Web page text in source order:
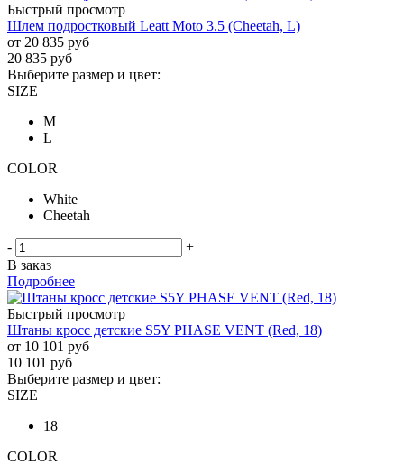
Быстрый просмотр
Шлем подростковый Leatt Moto 3.5 (Cheetah, L)
от 20 835 руб
20 835 руб
Выберите размер и цвет:
SIZE
M
L
COLOR
White
Cheetah
-
+
В заказ
Подробнее
Быстрый просмотр
Штаны кросс детские S5Y PHASE VENT (Red, 18)
от 10 101 руб
10 101 руб
Выберите размер и цвет:
SIZE
18
COLOR